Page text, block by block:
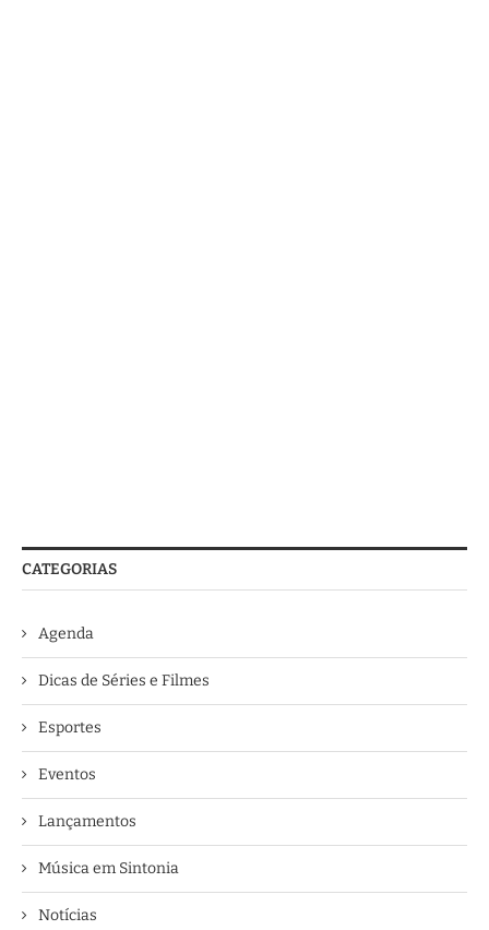
CATEGORIAS
Agenda
Dicas de Séries e Filmes
Esportes
Eventos
Lançamentos
Música em Sintonia
Notícias